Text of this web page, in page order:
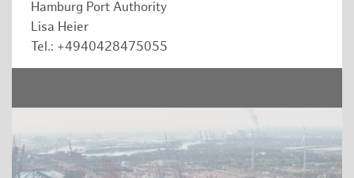
Hamburg Port Authority
Lisa Heier
Tel.: +4940428475055